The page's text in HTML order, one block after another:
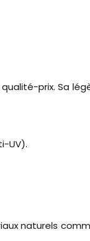
prix. Sa
UV).
naturels